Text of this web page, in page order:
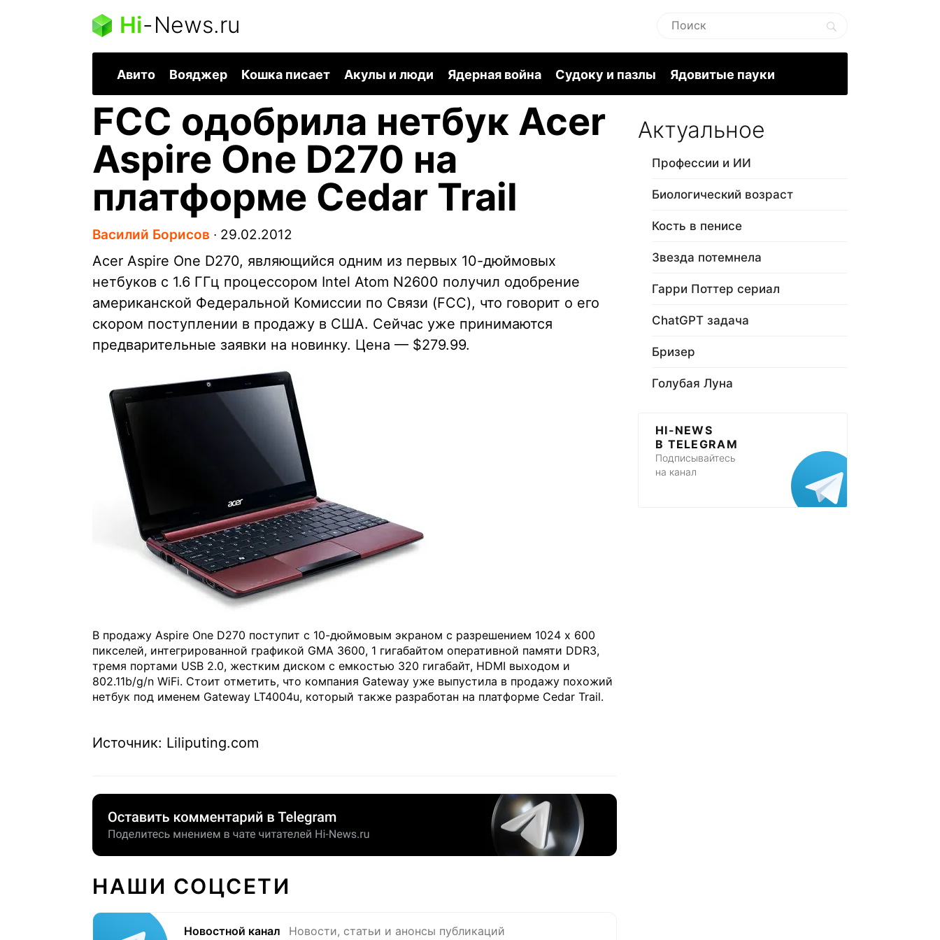
Hi-News.ru
Авито Вояджер Кошка писает Акулы и люди Ядерная война Судоку и пазлы Ядовитые пауки
FCC одобрила нетбук Acer
Aspire One D270 на
платформе Cedar Trail
Василий Борисов ∙ 29.02.2012
Acer Aspire One D270, являющийся одним из первых 10-дюймовых
нетбуков с 1.6 ГГц процессором Intel Atom N2600 получил одобрение
американской Федеральной Комиссии по Связи (FCC), что говорит о его
скором поступлении в продажу в США. Сейчас уже принимаются
предварительные заявки на новинку. Цена — $279.99.
В продажу Aspire One D270 поступит с 10-дюймовым экраном с разрешением 1024 x 600
пикселей, интегрированной графикой GMA 3600, 1 гигабайтом оперативной памяти DDR3,
тремя портами USB 2.0, жестким диском с емкостью 320 гигабайт, HDMI выходом и
802.11b/g/n WiFi. Стоит отметить, что компания Gateway уже выпустила в продажу похожий
нетбук под именем Gateway LT4004u, который также разработан на платформе Cedar Trail.
Источник: Liliputing.com
НАШИ СОЦСЕТИ
Новостной канал Новости, статьи и анонсы публикаций
Актуальное
Профессии и ИИ
Биологический возраст
Кость в пенисе
Звезда потемнела
Гарри Поттер сериал
ChatGPT задача
Бризер
Голубая Луна
HI-NEWS
В TELEGRAM
Подписывайтесь
на канал